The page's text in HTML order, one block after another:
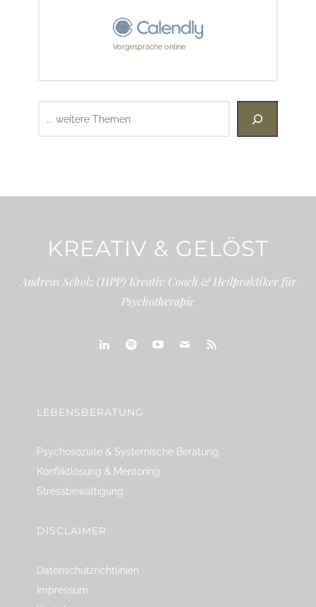
Vorgespräche online
KREATIV & GELÖST
Andreas Scholz (HPP) Kreativ Coach & Heilpraktiker für
Psychotherapie
LEBENSBERATUNG
Psychosoziale & Systemische Beratung
Konfliktlösung & Mentoring
Stressbewältigung
DISCLAIMER
Datenschutzrichtlinien
Impressum